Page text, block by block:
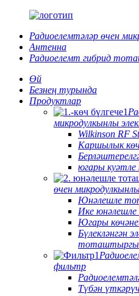
Радиоелемтәләр өчен
Антенна
Радиоелемт гибрид
Өй
Безнең турында
Продуктлар
микродулкынлы
Wilkinson RF
Каршылык
югары куәтле
өчен
Юнәлешле
Ике
Югары
Бүлекләнгән
фильтр
Түбән